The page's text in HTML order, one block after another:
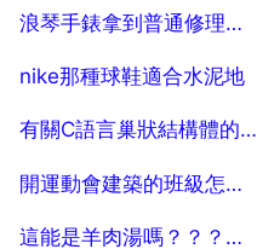
2025-07-29 浪琴手錶拿到普通修理店可以修理嗎
2025-07-29
nike那種球鞋適合水泥地
2025-07-29 有關C語言巢狀結構體的賦值
2025-07-29 開運動會建築的班級怎麼喊口號
2025-07-29 這能是羊肉湯嗎？？？吃鼻舒適可以喝羊肉湯嗎